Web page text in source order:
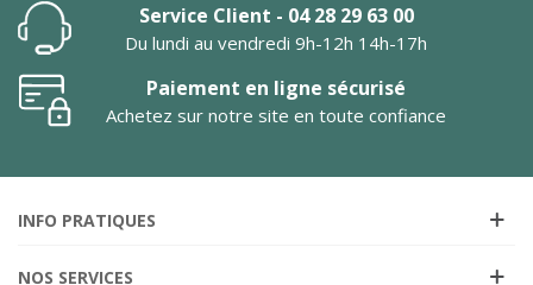
Service Client - 04 28 29 63 00
Du lundi au vendredi 9h-12h 14h-17h
Paiement en ligne sécurisé
Achetez sur notre site en toute confiance
INFO PRATIQUES
NOS SERVICES